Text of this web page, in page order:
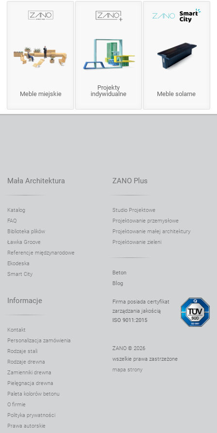
Meble miejskie
Projekty
indywidualne
Meble solarne
Mała Architektura
Katalog
FAQ
Biblioteka plików
Ławka Groove
Referencje międzynarodowe
Ekodeska
Smart City
ZANO Plus
Studio Projektowe
Projektowanie przemysłowe
Projektowanie małej architektury
Projektowanie zieleni
Beton
Blog
Informacje
Kontakt
Personalizacja zamówienia
Rodzaje stali
Rodzaje drewna
Zamienniki drewna
Pielęgnacja drewna
Paleta kolorów betonu
O firmie
Polityka prywatności
Prawa autorskie
Firma posiada certyfikat
zarządzania jakością
ISO 9011:2015
ZANO © 2026
wszelkie prawa zastrzeżone
mapa strony